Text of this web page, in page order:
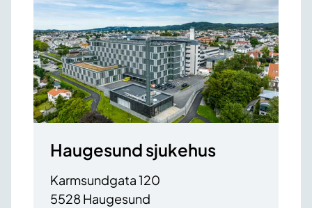
Haugesund sjukehus
Karmsundgata 120
5528 Haugesund